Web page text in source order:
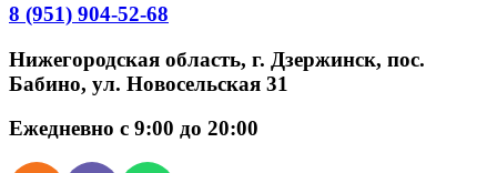
8 (951) 904-52-68
Нижегородская область, г. Дзержинск, пос.
Бабино, ул. Новосельская 31
Ежедневно с 9:00 до 20:00